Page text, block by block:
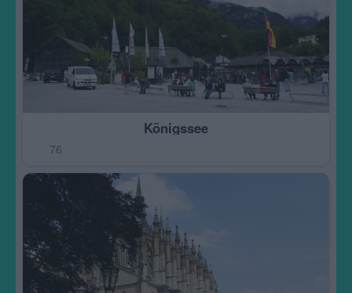
Königssee
76